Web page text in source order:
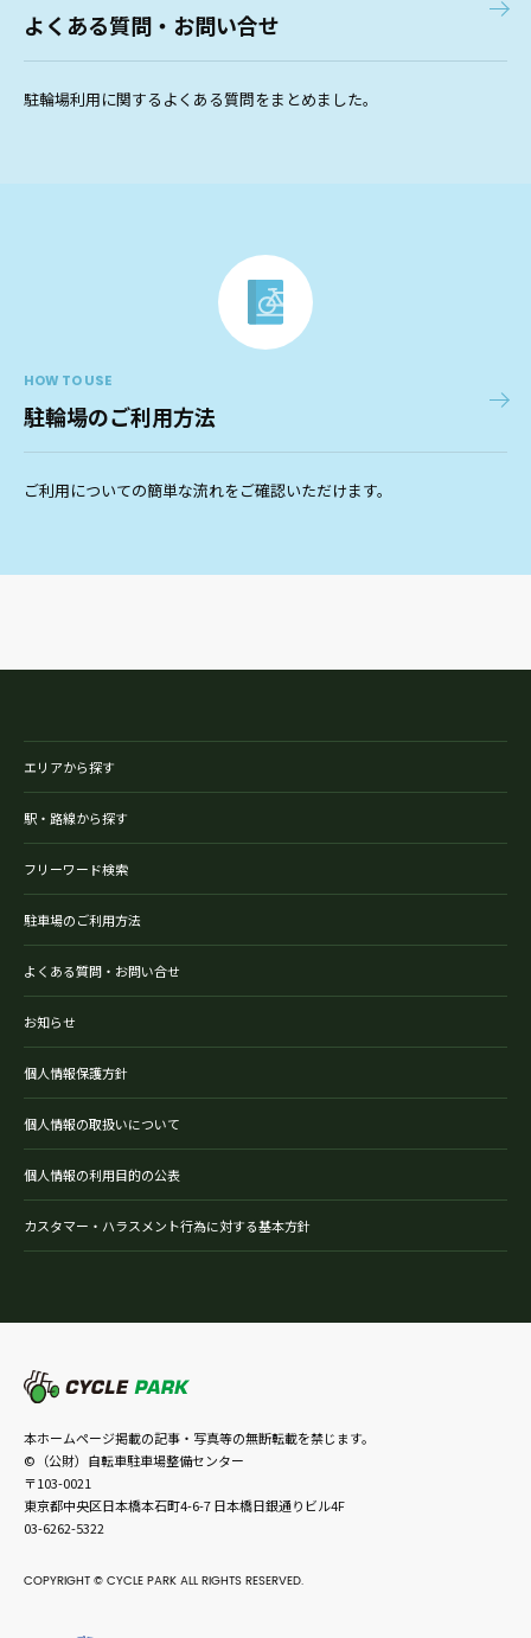
よくある質問・お問い合せ
駐輪場利用に関するよくある質問をまとめました。
HOW TO USE
駐輪場のご利用方法
ご利用についての簡単な流れをご確認いただけます。
エリアから探す
駅・路線から探す
フリーワード検索
駐車場のご利用方法
よくある質問・お問い合せ
お知らせ
個人情報保護方針
個人情報の取扱いについて
個人情報の利用目的の公表
カスタマー・ハラスメント行為に対する基本方針
本ホームページ掲載の記事・写真等の無断転載を禁じます。
©（公財）自転車駐車場整備センター
〒103-0021
東京都中央区日本橋本石町4-6-7 日本橋日銀通りビル4F
03-6262-5322
COPYRIGHT © CYCLE PARK ALL RIGHTS RESERVED.